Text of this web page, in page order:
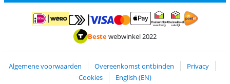
Betalen met iDEAL | WeroBetalen met MasterCard en Visa via ClickToPay
Betalen met ApplePay
Thuiswinkel waarborg
Bestewebwinkel 2022
Algemene voorwaarden Overeenkomst ontbinden
Privacy
Cookies
English (EN)